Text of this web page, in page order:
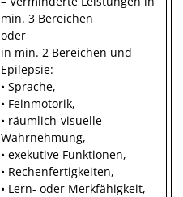
min. 3 Bereichen
oder
in min. 2 Bereichen und
Epilepsie:
• Sprache,
• Feinmotorik,
• räumlich-visuelle
Wahrnehmung,
• exekutive Funktionen,
• Rechenfertigkeiten,
• Lern- oder Merkfähigkeit,